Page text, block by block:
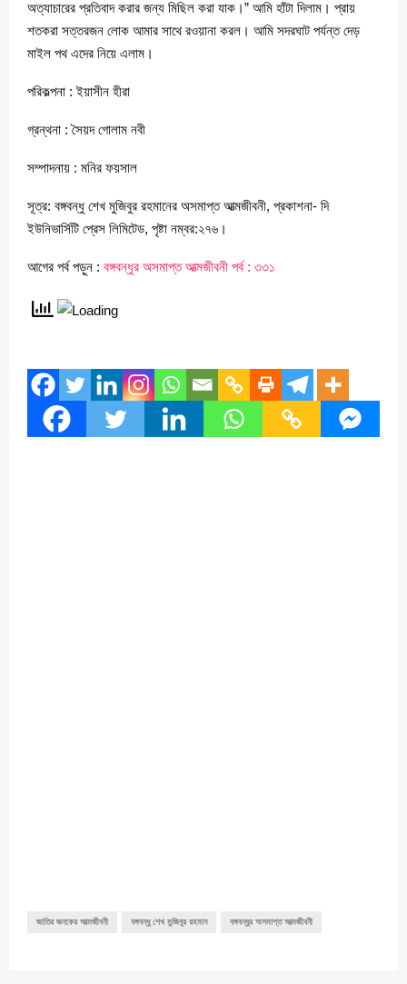
অত্যাচারের প্রতিবাদ করার জন্য মিছিল করা যাক।” আমি হাঁটা দিলাম। প্রায়
শতকরা সত্তরজন লোক আমার সাথে রওয়ানা করল। আমি সদরঘাট পর্যন্ত দেড়
মাইল পথ এদের নিয়ে এলাম।
পরিকল্পনা : ইয়াসীন হীরা
গ্রন্থনা : সৈয়দ গোলাম নবী
সম্পাদনায় : মনির ফয়সাল
সূত্র: বঙ্গবন্ধু শেখ মুজিবুর রহমানের অসমাপ্ত আত্মজীবনী, প্রকাশনা- দি
ইউনিভার্সিটি প্রেস লিমিটেড, পৃষ্টা নম্বর:২৭৬।
আগের পর্ব পড়ুন : বঙ্গবন্ধুর অসমাপ্ত আত্মজীবনী পর্ব : ৩৩১
জাতির জনকের আত্মজীবনী বঙ্গবন্ধু শেখ মুজিবুর রহমান বঙ্গবন্ধুর অসমাপ্ত আত্মজীবনী